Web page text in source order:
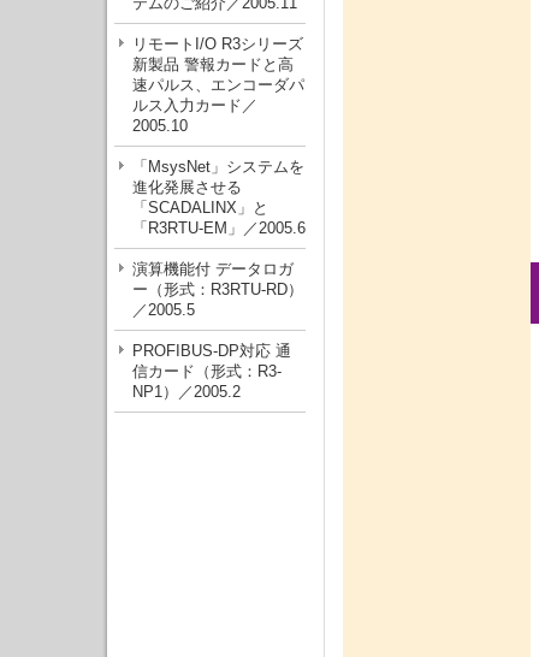
リモートI/O R3シリーズ
新製品 警報カードと高
速パルス、エンコーダパ
ルス入力カード／
2005.10
「MsysNet」システムを
進化発展させる
「SCADALINX」と
「R3RTU-EM」／2005.6
演算機能付 データロガ
ー（形式：R3RTU-RD）
／2005.5
PROFIBUS-DP対応 通
信カード（形式：R3-
NP1）／2005.2